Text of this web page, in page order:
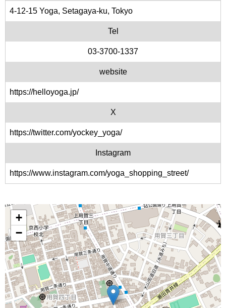
4-12-15 Yoga, Setagaya-ku, Tokyo
Tel
03-3700-1337
website
https://helloyoga.jp/
X
https://twitter.com/yockey_yoga/
Instagram
https://www.instagram.com/yoga_shopping_street/
+
−